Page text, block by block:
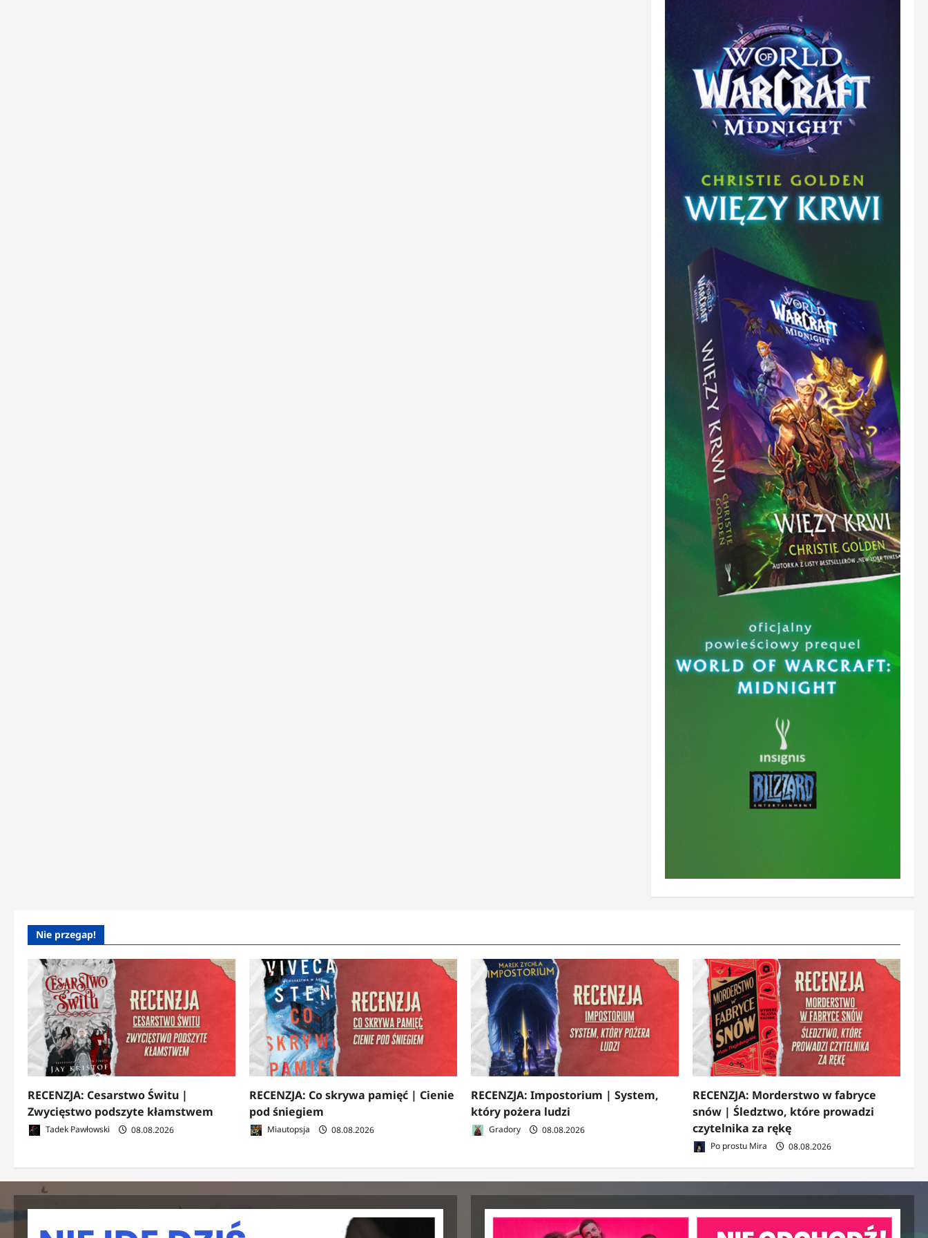
Nie przegap!
RECENZJA: Cesarstwo Świtu |
Zwycięstwo podszyte kłamstwem
Tadek Pawłowski 08.08.2026
RECENZJA: Co skrywa pamięć | Cienie
pod śniegiem
Miautopsja 08.08.2026
RECENZJA: Impostorium | System,
który pożera ludzi
Gradory 08.08.2026
RECENZJA: Morderstwo w fabryce
snów | Śledztwo, które prowadzi
czytelnika za rękę
Po prostu Mira 08.08.2026